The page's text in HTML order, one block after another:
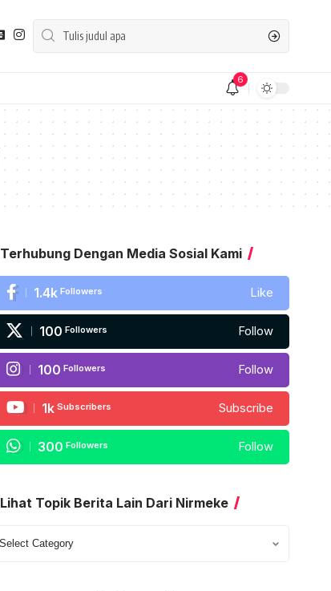
6
Terhubung Dengan Media Sosial Kami
1.4k Followers Like
100 Followers Follow
100 Followers Follow
1k Subscribers Subscribe
300 Followers Follow
Lihat Topik Berita Lain Dari Nirmeke